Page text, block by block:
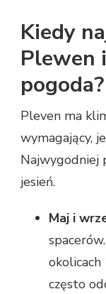
Kiedy
Plewen
pogoda?
Pleven ma
wymagający,
Najwygodniej
jesień.
Maj i
okolicach
często